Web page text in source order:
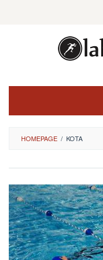
HOMEPAGE / KOTA